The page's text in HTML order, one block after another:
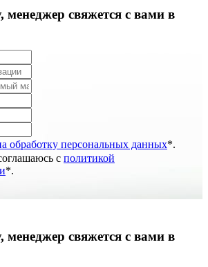
менеджер свяжется с вами в
обработку персональных данных*.
с политикой
*.
менеджер свяжется с вами в